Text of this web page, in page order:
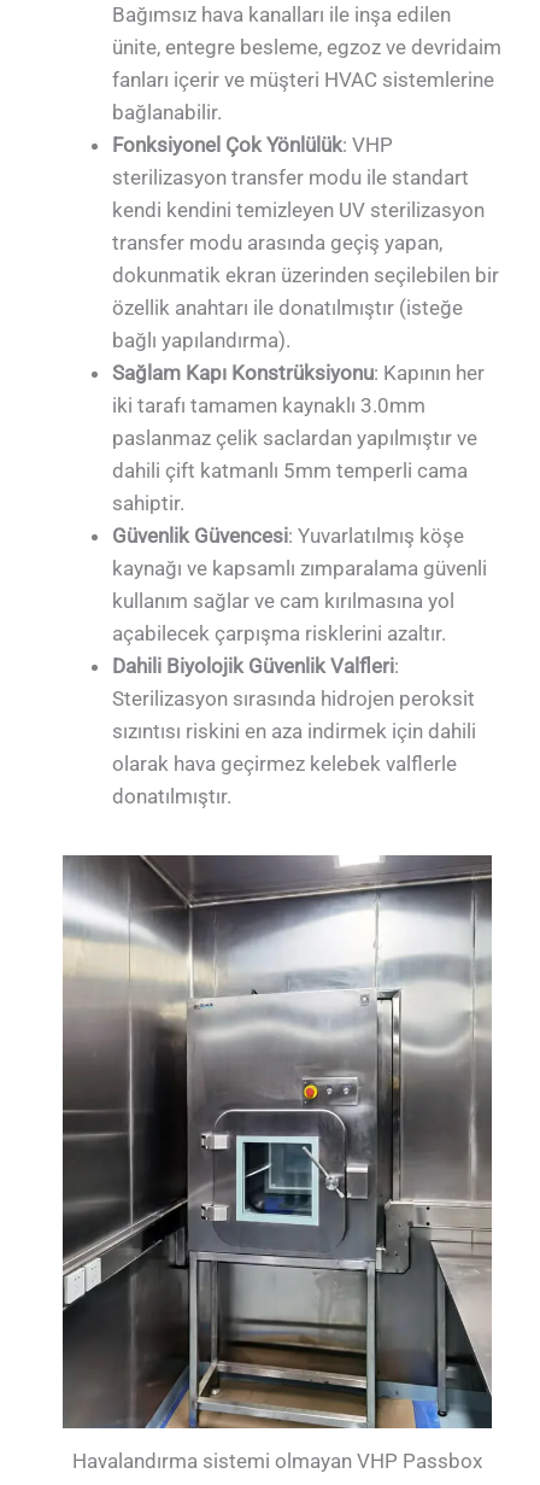
Bağımsız hava kanalları ile inşa edilen
ünite, entegre besleme, egzoz ve devridaim
fanları içerir ve müşteri HVAC sistemlerine
bağlanabilir.
Fonksiyonel Çok Yönlülük: VHP
sterilizasyon transfer modu ile standart
kendi kendini temizleyen UV sterilizasyon
transfer modu arasında geçiş yapan,
dokunmatik ekran üzerinden seçilebilen bir
özellik anahtarı ile donatılmıştır (isteğe
bağlı yapılandırma).
Sağlam Kapı Konstrüksiyonu: Kapının her
iki tarafı tamamen kaynaklı 3.0mm
paslanmaz çelik saclardan yapılmıştır ve
dahili çift katmanlı 5mm temperli cama
sahiptir.
Güvenlik Güvencesi: Yuvarlatılmış köşe
kaynağı ve kapsamlı zımparalama güvenli
kullanım sağlar ve cam kırılmasına yol
açabilecek çarpışma risklerini azaltır.
Dahili Biyolojik Güvenlik Valfleri:
Sterilizasyon sırasında hidrojen peroksit
sızıntısı riskini en aza indirmek için dahili
olarak hava geçirmez kelebek valflerle
donatılmıştır.
Havalandırma sistemi olmayan VHP Passbox